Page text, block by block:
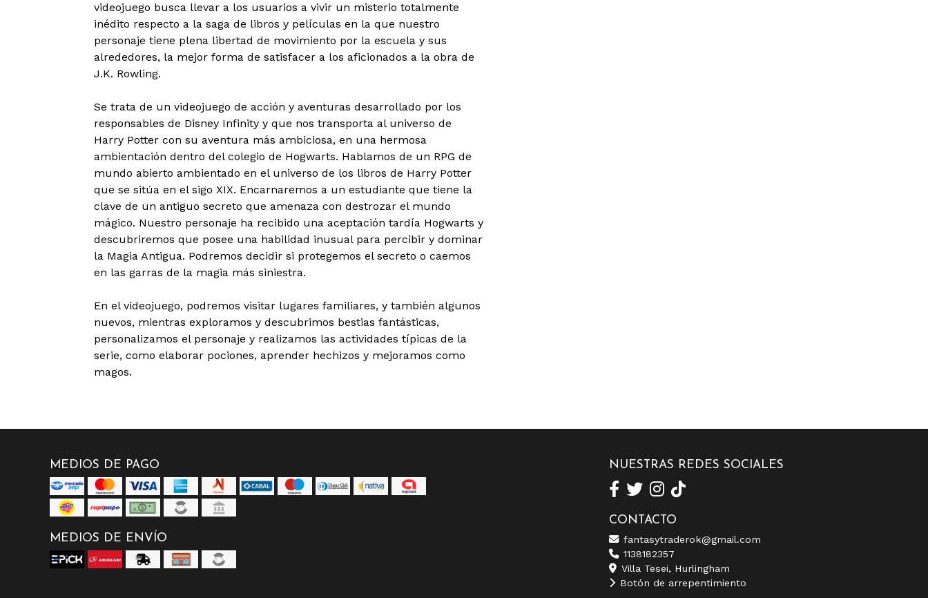
videojuego busca llevar a los usuarios a vivir un misterio totalmente
inédito respecto a la saga de libros y películas en la que nuestro
personaje tiene plena libertad de movimiento por la escuela y sus
alrededores, la mejor forma de satisfacer a los aficionados a la obra de
J.K. Rowling.
Se trata de un videojuego de acción y aventuras desarrollado por los
responsables de Disney Infinity y que nos transporta al universo de
Harry Potter con su aventura más ambiciosa, en una hermosa
ambientación dentro del colegio de Hogwarts. Hablamos de un RPG de
mundo abierto ambientado en el universo de los libros de Harry Potter
que se sitúa en el sigo XIX. Encarnaremos a un estudiante que tiene la
clave de un antiguo secreto que amenaza con destrozar el mundo
mágico. Nuestro personaje ha recibido una aceptación tardía Hogwarts y
descubriremos que posee una habilidad inusual para percibir y dominar
la Magia Antigua. Podremos decidir si protegemos el secreto o caemos
en las garras de la magia más siniestra.
En el videojuego, podremos visitar lugares familiares, y también algunos
nuevos, mientras exploramos y descubrimos bestias fantásticas,
personalizamos el personaje y realizamos las actividades típicas de la
serie, como elaborar pociones, aprender hechizos y mejoramos como
magos.
MEDIOS DE PAGO
MEDIOS DE ENVÍO
NUESTRAS REDES SOCIALES
CONTACTO
fantasytraderok@gmail.com
1138182357
Villa Tesei, Hurlingham
Botón de arrepentimiento